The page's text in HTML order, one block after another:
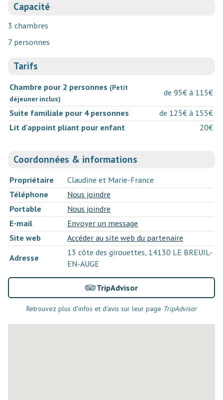
Capacité
3 chambres
7 personnes
Tarifs
Chambre pour 2 personnes (Petit
déjeuner inclus)
de 95€ à 115€
Suite familiale pour 4 personnes
de 125€ à 155€
Lit d'appoint pliant pour enfant
20€
Coordonnées & informations
Propriétaire
Claudine et Marie-France
Téléphone
Nous joindre
Portable
Nous joindre
E-mail
Envoyer un message
Site web
Accéder au site web du partenaire
Adresse
13 côte des girouettes, 14130 LE BREUIL-
EN-AUGE
TripAdvisor
Retrouvez plus d'infos et d'avis sur leur page TripAdvisor